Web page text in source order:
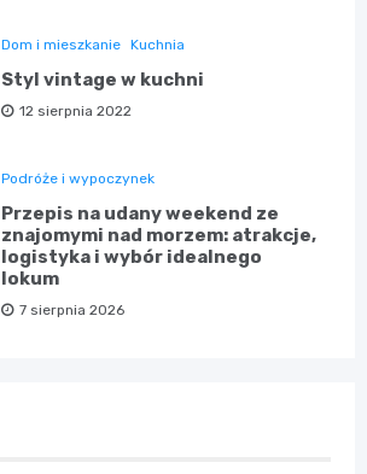
Dom i mieszkanie Kuchnia
Styl vintage w kuchni
12 sierpnia 2022
Podróże i wypoczynek
Przepis na udany weekend ze
znajomymi nad morzem: atrakcje,
logistyka i wybór idealnego
lokum
7 sierpnia 2026